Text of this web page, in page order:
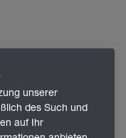
unserer
des Such und
auf Ihr